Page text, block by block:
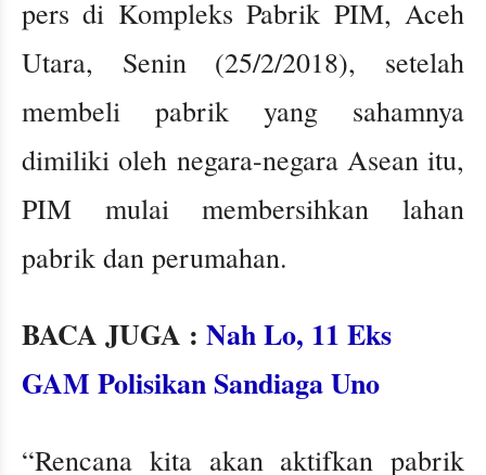
pers di Kompleks Pabrik PIM, Aceh
Utara, Senin (25/2/2018), setelah
membeli pabrik yang sahamnya
dimiliki oleh negara-negara Asean itu,
PIM mulai membersihkan lahan
pabrik dan perumahan.
BACA JUGA : Nah Lo, 11 Eks
GAM Polisikan Sandiaga Uno
“Rencana kita akan aktifkan pabrik